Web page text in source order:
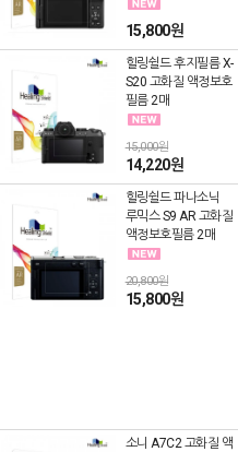
15,800원
힐링쉴드 후지필름 X-
S20 고화질 액정보호
필름 2매
15,000원
14,220원
힐링쉴드 파나소닉
루믹스 S9 AR 고화질
액정보호필름 2매
20,800원
15,800원
소니 A7C2 고화질 액